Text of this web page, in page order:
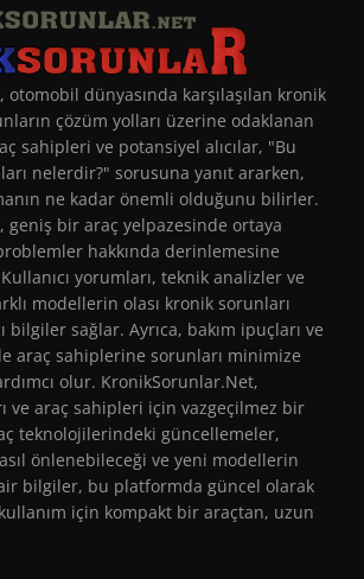
dünyasında karşılaşılan kronik
çözüm yolları üzerine odaklanan
sahipleri ve potansiyel alıcılar, "Bu
nelerdir?" sorusuna yanıt ararken,
ne kadar önemli olduğunu bilirler.
geniş bir araç yelpazesinde ortaya
hakkında derinlemesine
yorumları, teknik analizler ve
modellerin olası kronik sorunları
bilgiler sağlar. Ayrıca, bakım ipuçları ve
araç sahiplerine sorunları minimize
olur. KronikSorunlar.Net,
ve araç sahipleri için vazgeçilmez bir
teknolojilerindeki güncellemeler,
önlenebileceği ve yeni modellerin
bilgiler, bu platformda güncel olarak
için kompakt bir araçtan, uzun